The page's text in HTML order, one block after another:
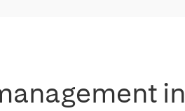
in